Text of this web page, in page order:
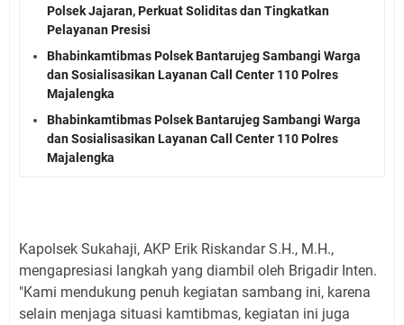
Polsek Jajaran, Perkuat Soliditas dan Tingkatkan
Pelayanan Presisi
Bhabinkamtibmas Polsek Bantarujeg Sambangi Warga
dan Sosialisasikan Layanan Call Center 110 Polres
Majalengka
Bhabinkamtibmas Polsek Bantarujeg Sambangi Warga
dan Sosialisasikan Layanan Call Center 110 Polres
Majalengka
Kapolsek Sukahaji, AKP Erik Riskandar S.H., M.H.,
mengapresiasi langkah yang diambil oleh Brigadir Inten.
"Kami mendukung penuh kegiatan sambang ini, karena
selain menjaga situasi kamtibmas, kegiatan ini juga